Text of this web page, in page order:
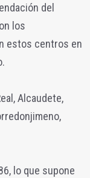
del
los
estos centros en
Alcaudete,
lo que supone